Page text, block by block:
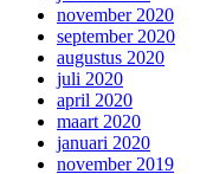
november 2020
september 2020
augustus 2020
juli 2020
april 2020
maart 2020
januari 2020
november 2019